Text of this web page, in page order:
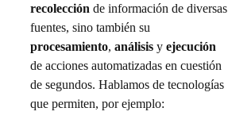
recolección de información de diversas
fuentes, sino también su
procesamiento, análisis y ejecución
de acciones automatizadas en cuestión
de segundos. Hablamos de tecnologías
que permiten, por ejemplo: